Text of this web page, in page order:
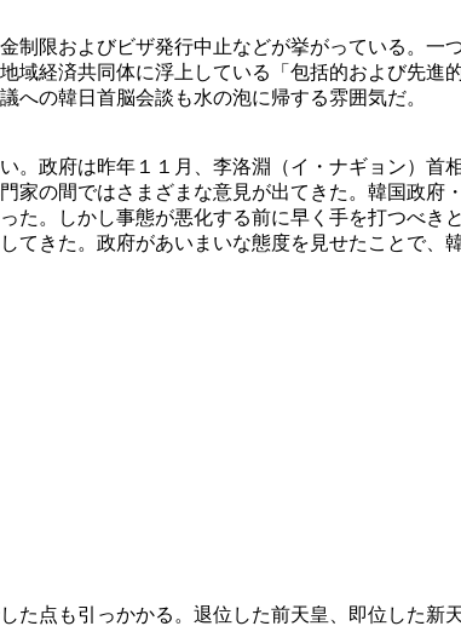
限およびビザ発行中止などが挙がっている。一
経済共同体に浮上している「包括的および先進
への韓日首脳会談も水の泡に帰する雰囲気だ。
政府は昨年１１月、李洛淵（イ・ナギョン）首
家の間ではさまざまな意見が出てきた。韓国政府
た。しかし事態が悪化する前に早く手を打つべ
きた。政府があいまいな態度を見せたことで、
点も引っかかる。退位した前天皇、即位した新